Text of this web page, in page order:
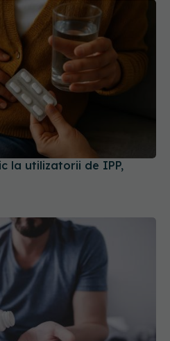
la utilizatorii de IPP,